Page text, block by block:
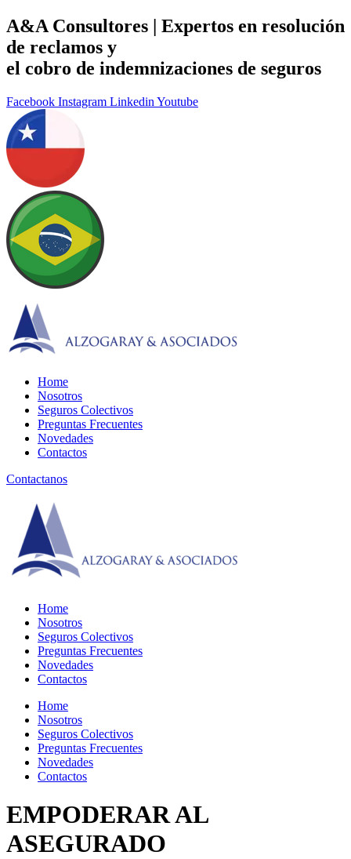
Ir
para
o
conteúdo
A&A Consultores | Expertos en resolución
de reclamos y
el cobro de indemnizaciones de seguros
Facebook Instagram Linkedin Youtube
Menu
Home
Nosotros
Seguros Colectivos
Preguntas Frecuentes
Novedades
Contactos
Contactanos
Home
Nosotros
Seguros Colectivos
Preguntas Frecuentes
Novedades
Contactos
Home
Nosotros
Seguros Colectivos
Preguntas Frecuentes
Novedades
Contactos
EMPODERAR AL
ASEGURADO